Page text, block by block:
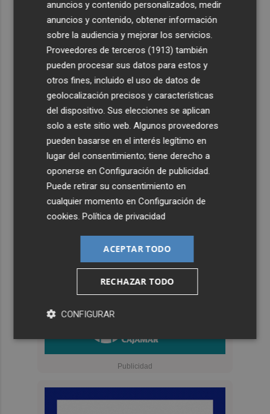
anuncios y contenido personalizados, medir
anuncios y contenido, obtener información
sobre la audiencia y mejorar los servicios.
Proveedores de terceros (1913) también
pueden procesar sus datos para estos y
otros fines, incluido el uso de datos de
geolocalización precisos y características
del dispositivo. Sus elecciones se aplican
solo a este sitio web. Algunos proveedores
pueden basarse en el interés legítimo en
lugar del consentimiento; tiene derecho a
oponerse enConfiguración de publicidad
Puede retirar su consentimiento en
cualquier momento enConfiguración de
cookies .Política de privacidad
ACEPTAR TODO
RECHAZAR TODO
CONFIGURAR